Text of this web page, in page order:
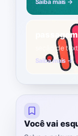
Saiba mais →
passagem
seção de
Saiba mais →
Você vai